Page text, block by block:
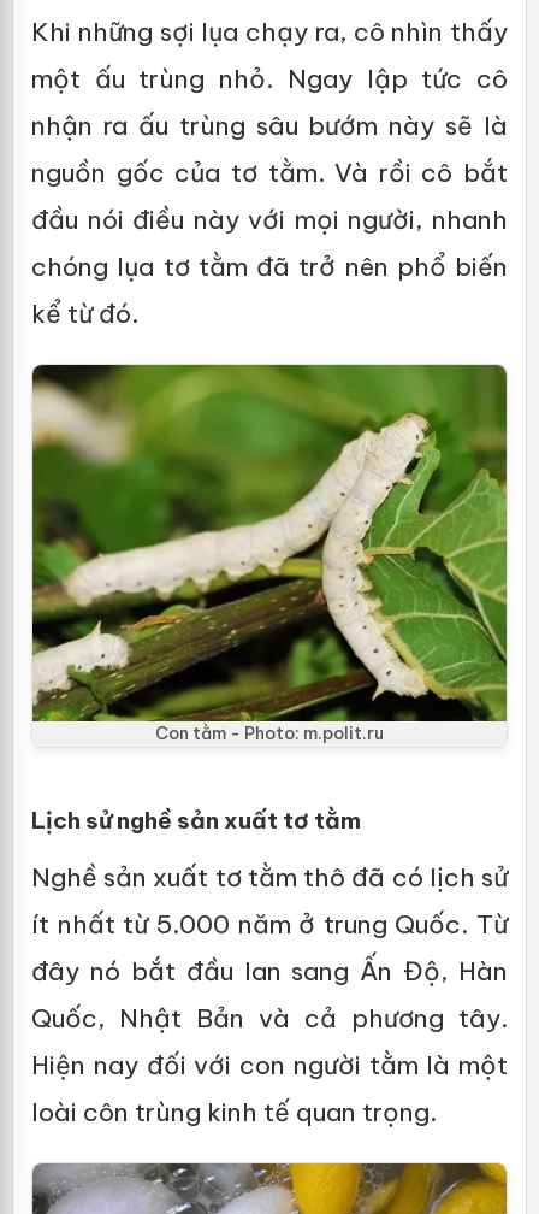
Khi những sợi lụa chạy ra, cô nhìn thấy
một ấu trùng nhỏ. Ngay lập tức cô
nhận ra ấu trùng sâu bướm này sẽ là
nguồn gốc của tơ tằm. Và rồi cô bắt
đầu nói điều này với mọi người, nhanh
chóng lụa tơ tằm đã trở nên phổ biến
kể từ đó.
Con tằm - Photo: m.polit.ru
Lịch sử nghề sản xuất tơ tằm
Nghề sản xuất tơ tằm thô đã có lịch sử
ít nhất từ 5.000 năm ở trung Quốc. Từ
đây nó bắt đầu lan sang Ấn Độ, Hàn
Quốc, Nhật Bản và cả phương tây.
Hiện nay đối với con người tằm là một
loài côn trùng kinh tế quan trọng.